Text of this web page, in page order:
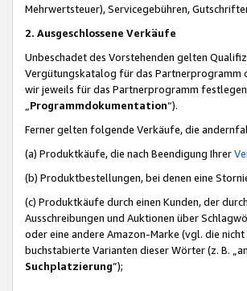
Mehrwertsteuer), Servicegebühren,
2. Ausgeschlossene Verkäufe
Unbeschadet des Vorstehenden gelten
Vergütungskatalog für das Partnerprogramm
wir jeweils für das Partnerprogramm
Programmdokumentation“).
Ferner gelten folgende Verkäufe, die
(a) Produktkäufe, die nach Beendigung Ihrer
(b) Produktbestellungen, bei denen eine
(c) Produktkäufe durch einen Kunden, der
Ausschreibungen und Auktionen über
oder eine andere Amazon-Marke (vgl. die
buchstabierte Varianten dieser Wörter (z. B.
Suchplatzierung”);